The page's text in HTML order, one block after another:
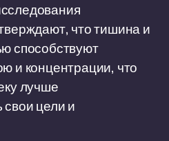
что тишина и
способствуют
и концентрации, что
лучше
цели и